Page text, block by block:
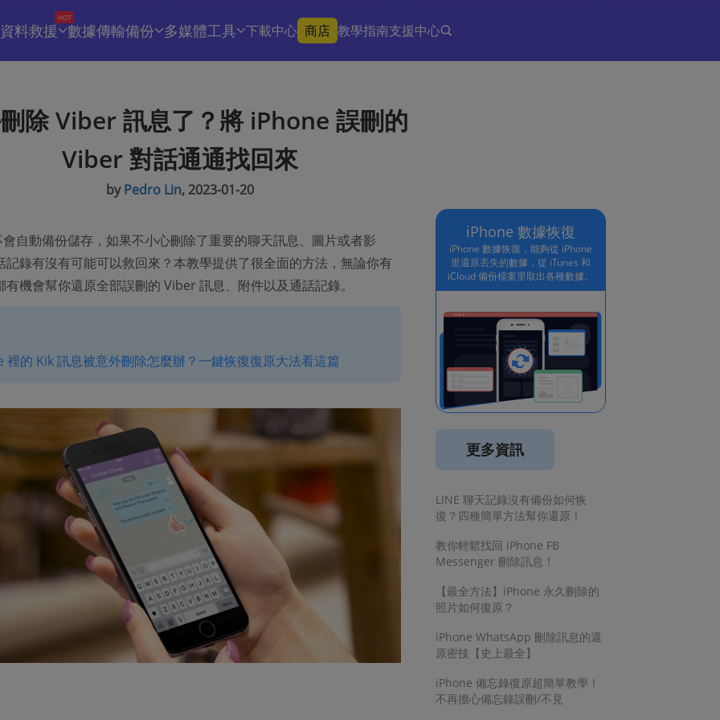
資料救援
HOT
數據傳輸備份 多媒體工具 下載中心 商店 教學指南支援中心
除 Viber 訊息了？將 iPhone 誤刪的
Viber 對話通通找回來
byPedro Lin, 2023-01-20
自動備份儲存，如果不小心刪除了重要的聊天訊息、圖片或者影
記錄有沒有可能可以救回來？本教學提供了很全面的方法，無論你有
有機會幫你還原全部誤刪的 Viber 訊息、附件以及通話記錄。
裡的 Kik 訊息被意外刪除怎麼辦？一鍵恢復復原大法看這篇
iPhone 數據恢復
iPhone 數據恢復，能夠從 iPhone
里還原丟失的數據，從 iTunes 和
iCloud 備份檔案里取出各種數據。
更多資訊
LINE 聊天記錄沒有備份如何恢
復？四種簡單方法幫你還原！
教你輕鬆找回 iPhone FB
Messenger 刪除訊息！
【最全方法】iPhone 永久刪除的
照片如何復原？
iPhone WhatsApp 刪除訊息的還
原密技【史上最全】
iPhone 備忘錄復原超簡單教學！
不再擔心備忘錄誤刪/不見